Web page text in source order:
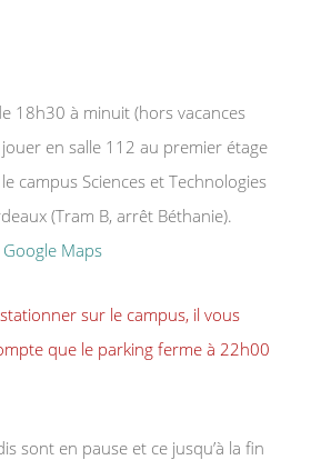
18h30 à minuit (hors vacances
en salle 112 au premier étage
campus Sciences et Technologies
(Tram B, arrêt Béthanie).
Maps
sur le campus, il vous
que le parking ferme à 22h00
sont en pause et ce jusqu’à la fin